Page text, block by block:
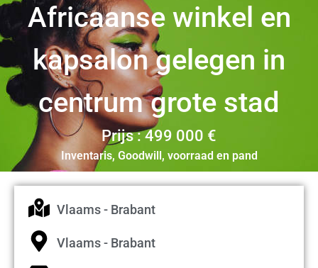
Africaanse winkel en
kapsalon gelegen in
centrum grote stad
Prijs : 499 000 €
Inventaris, Goodwill, voorraad en pand
Vlaams - Brabant
Vlaams - Brabant